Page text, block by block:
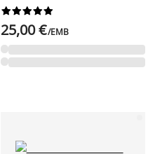






25,00 €/EMB